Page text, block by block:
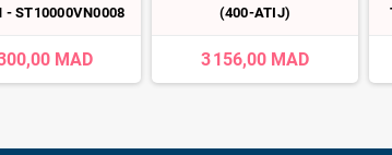
- ST10000VN0008
MAD
(400-ATIJ)
3 156,00 MAD